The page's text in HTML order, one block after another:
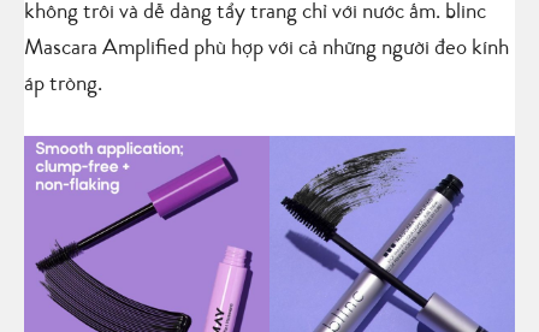
không trôi và dễ dàng tẩy trang chỉ với nước ấm. blinc
Mascara Amplified phù hợp với cả những người đeo kính
áp tròng.